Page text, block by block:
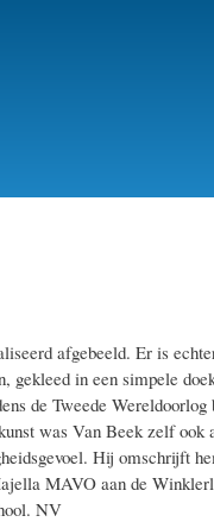
afgebeeld. Er is
gekleed in een simpele
de Tweede
was Van Beek zelf
Hij omschrijft
MAVO aan de
NV